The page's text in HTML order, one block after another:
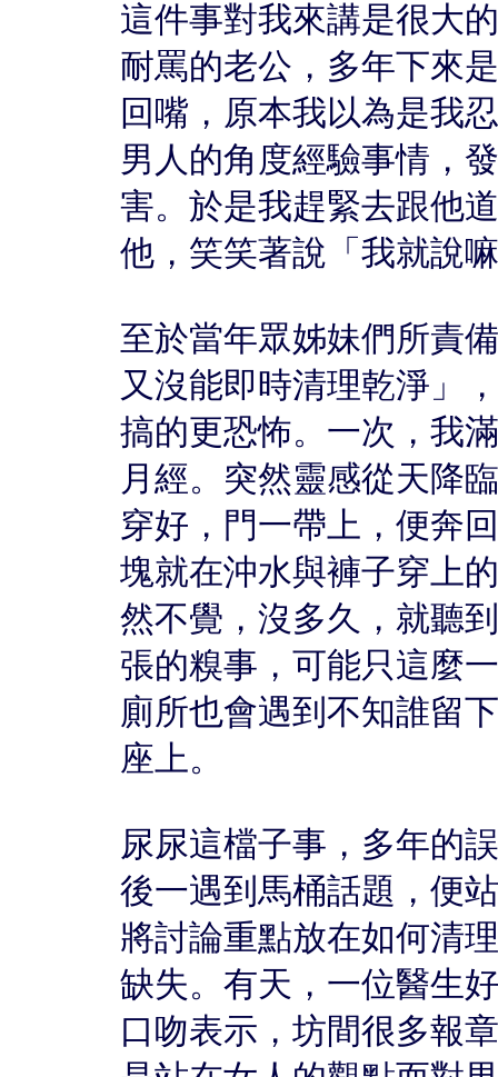
這件事對我來講是很大
耐罵的老公，多年下來
回嘴，原本我以為是我
男人的角度經驗事情，
害。於是我趕緊去跟他
他，笑笑著說「我就說
至於當年眾姊妹們所責
又沒能即時清理乾淨」
搞的更恐怖。一次，我
月經。突然靈感從天降
穿好，門一帶上，便奔
塊就在沖水與褲子穿上
然不覺，沒多久，就聽
張的糗事，可能只這麼
廁所也會遇到不知誰留
座上。
尿尿這檔子事，多年的
後一遇到馬桶話題，便
將討論重點放在如何清
缺失。有天，一位醫生
口吻表示，坊間很多報